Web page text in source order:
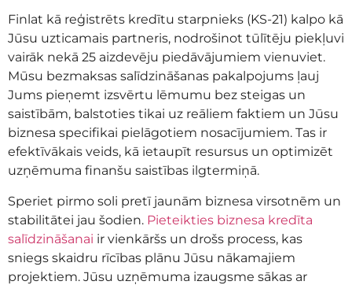
Finlat kā reģistrēts kredītu starpnieks (KS-21) kalpo kā
Jūsu uzticamais partneris, nodrošinot tūlītēju piekļuvi
vairāk nekā 25 aizdevēju piedāvājumiem vienuviet.
Mūsu bezmaksas salīdzināšanas pakalpojums ļauj
Jums pieņemt izsvērtu lēmumu bez steigas un
saistībām, balstoties tikai uz reāliem faktiem un Jūsu
biznesa specifikai pielāgotiem nosacījumiem. Tas ir
efektīvākais veids, kā ietaupīt resursus un optimizēt
uzņēmuma finanšu saistības ilgtermiņā.
Speriet pirmo soli pretī jaunām biznesa virsotnēm un
stabilitātei jau šodien. Pieteikties biznesa kredīta
salīdzināšanai ir vienkāršs un drošs process, kas
sniegs skaidru rīcības plānu Jūsu nākamajiem
projektiem. Jūsu uzņēmuma izaugsme sākas ar